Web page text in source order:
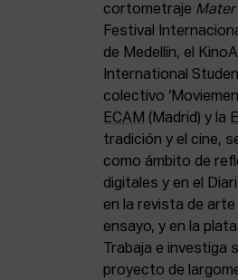
cortometraje
Festival
de Medellín, el
International
colectivo
ECAM (Madrid) y la
tradición y el cine,
como ámbito de
digitales y en el
en la revista de arte
ensayo, y en la
Trabaja e investiga
proyecto de